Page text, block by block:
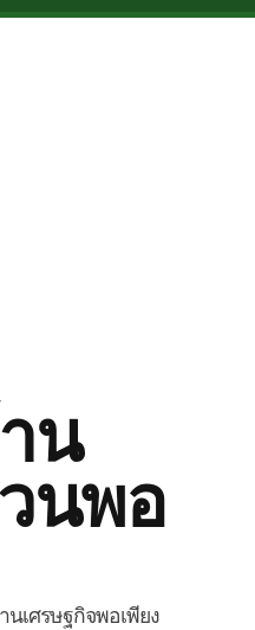
น
นพอ
เศรษฐกิจพอเพียง